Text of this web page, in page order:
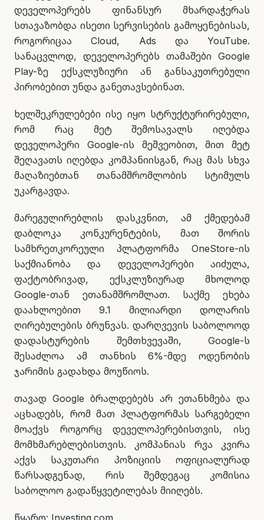
დეველოპერებს ფინანსურ მხარდაჭერას
სთავაზობდა ისეთი სერვისების გამოყენებისას,
როგორიცაა Cloud, Ads და YouTube.
სანაცვლოდ, დეველოპერებს თამაშები Google
Play-ზე ექსკლუზიური ან განსაკუთრებული
პირობებით უნდა განეთავსებინათ.
ხელშეკრულებები ისე იყო სტრუქტურირებული,
რომ რაც მეტ შემოსავალს იღებდა
დეველოპერი Google-ის მეშვეობით, მით მეტ
შეღავათს იღებდა კომპანიისგან, რაც მას სხვა
მაღაზიებთან თანამშრომლობის სტიმულს
უკარგავდა.
მარეგულირებლის დასკვნით, ამ ქმედებამ
დაბლოკა კონკურენტების, მათ შორის
სამხრეთკორეული პლატფორმა OneStore-ის
საქმიანობა და დეველოპერები აიძულა,
ფაქტობრივად, ექსკლუზიურად მხოლოდ
Google-თან ეთანამშრომლათ. საქმე ეხება
დაახლოებით 9.1 მილიარდი დოლარის
ღირებულების ბრუნვას. დარღვევის საბოლოოდ
დადასტურების შემთხვევაში, Google-ს
შესაძლოა ამ თანხის 6%-მდე ოდენობის
ჯარიმის გადახდა მოუწიოს.
თავად Google ბრალდებებს არ ეთანხმება და
აცხადებს, რომ მათ პლატფორმას სარგებელი
მოაქვს როგორც დეველოპერებისთვის, ისე
მომხმარებლებისთვის. კომპანიას რვა კვირა
აქვს საკუთარი პოზიციის ოფიციალურად
წარსადგენად, რის შემდეგაც კომისია
საბოლოო გადაწყვეტილებას მიიღებს.